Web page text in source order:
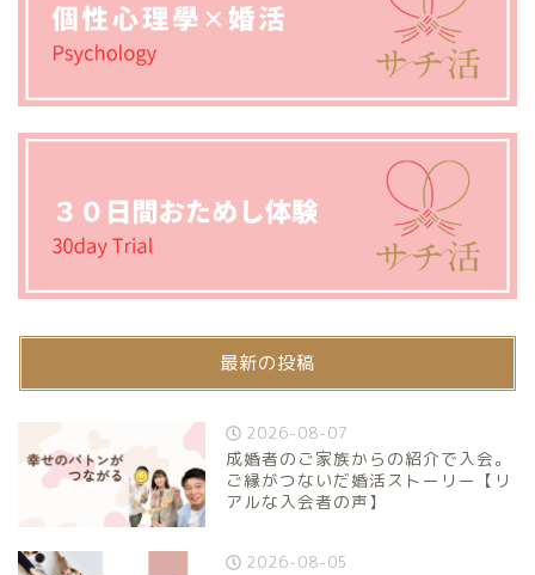
最新の投稿
2026-08-07
成婚者のご家族からの紹介で入会。
ご縁がつないだ婚活ストーリー【リ
アルな入会者の声】
2026-08-05